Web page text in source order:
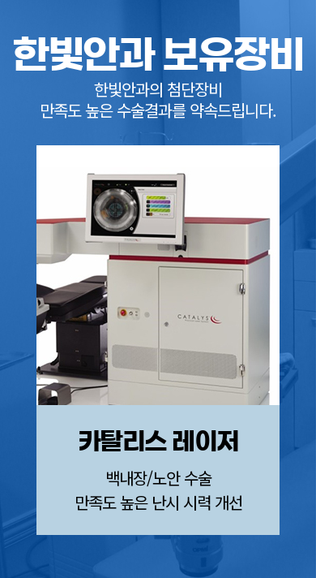
한빛안과 보유장비
한빛안과의 첨단장비
만족도 높은 수술결과를 약속드립니다.
카탈리스 레이저
백내장/노안 수술
만족도 높은 난시 시력 개선